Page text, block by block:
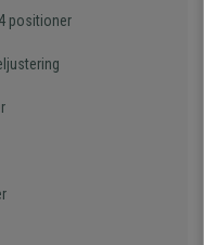
positioner